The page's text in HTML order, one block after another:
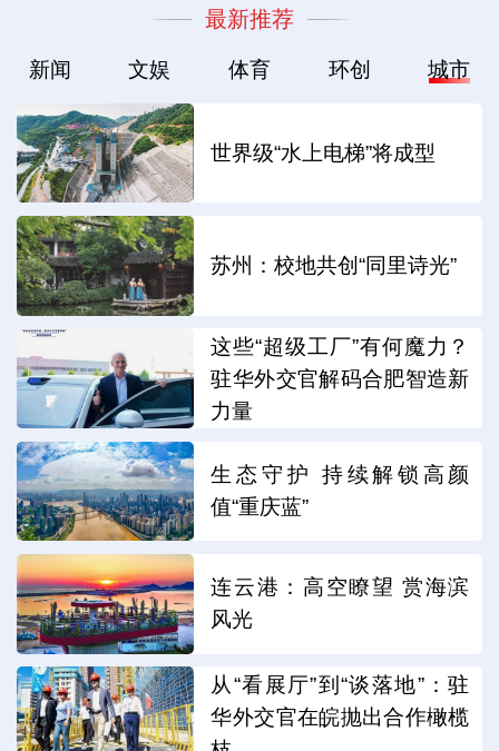
最新推荐
新闻 文娱 体育 环创 城市
世界级“水上电梯”将成型
苏州：校地共创“同里诗光”
这些“超级工厂”有何魔力？
驻华外交官解码合肥智造新
力量
生态守护 持续解锁高颜
值“重庆蓝”
连云港：高空瞭望 赏海滨
风光
从“看展厅”到“谈落地”：驻
华外交官在皖抛出合作橄榄